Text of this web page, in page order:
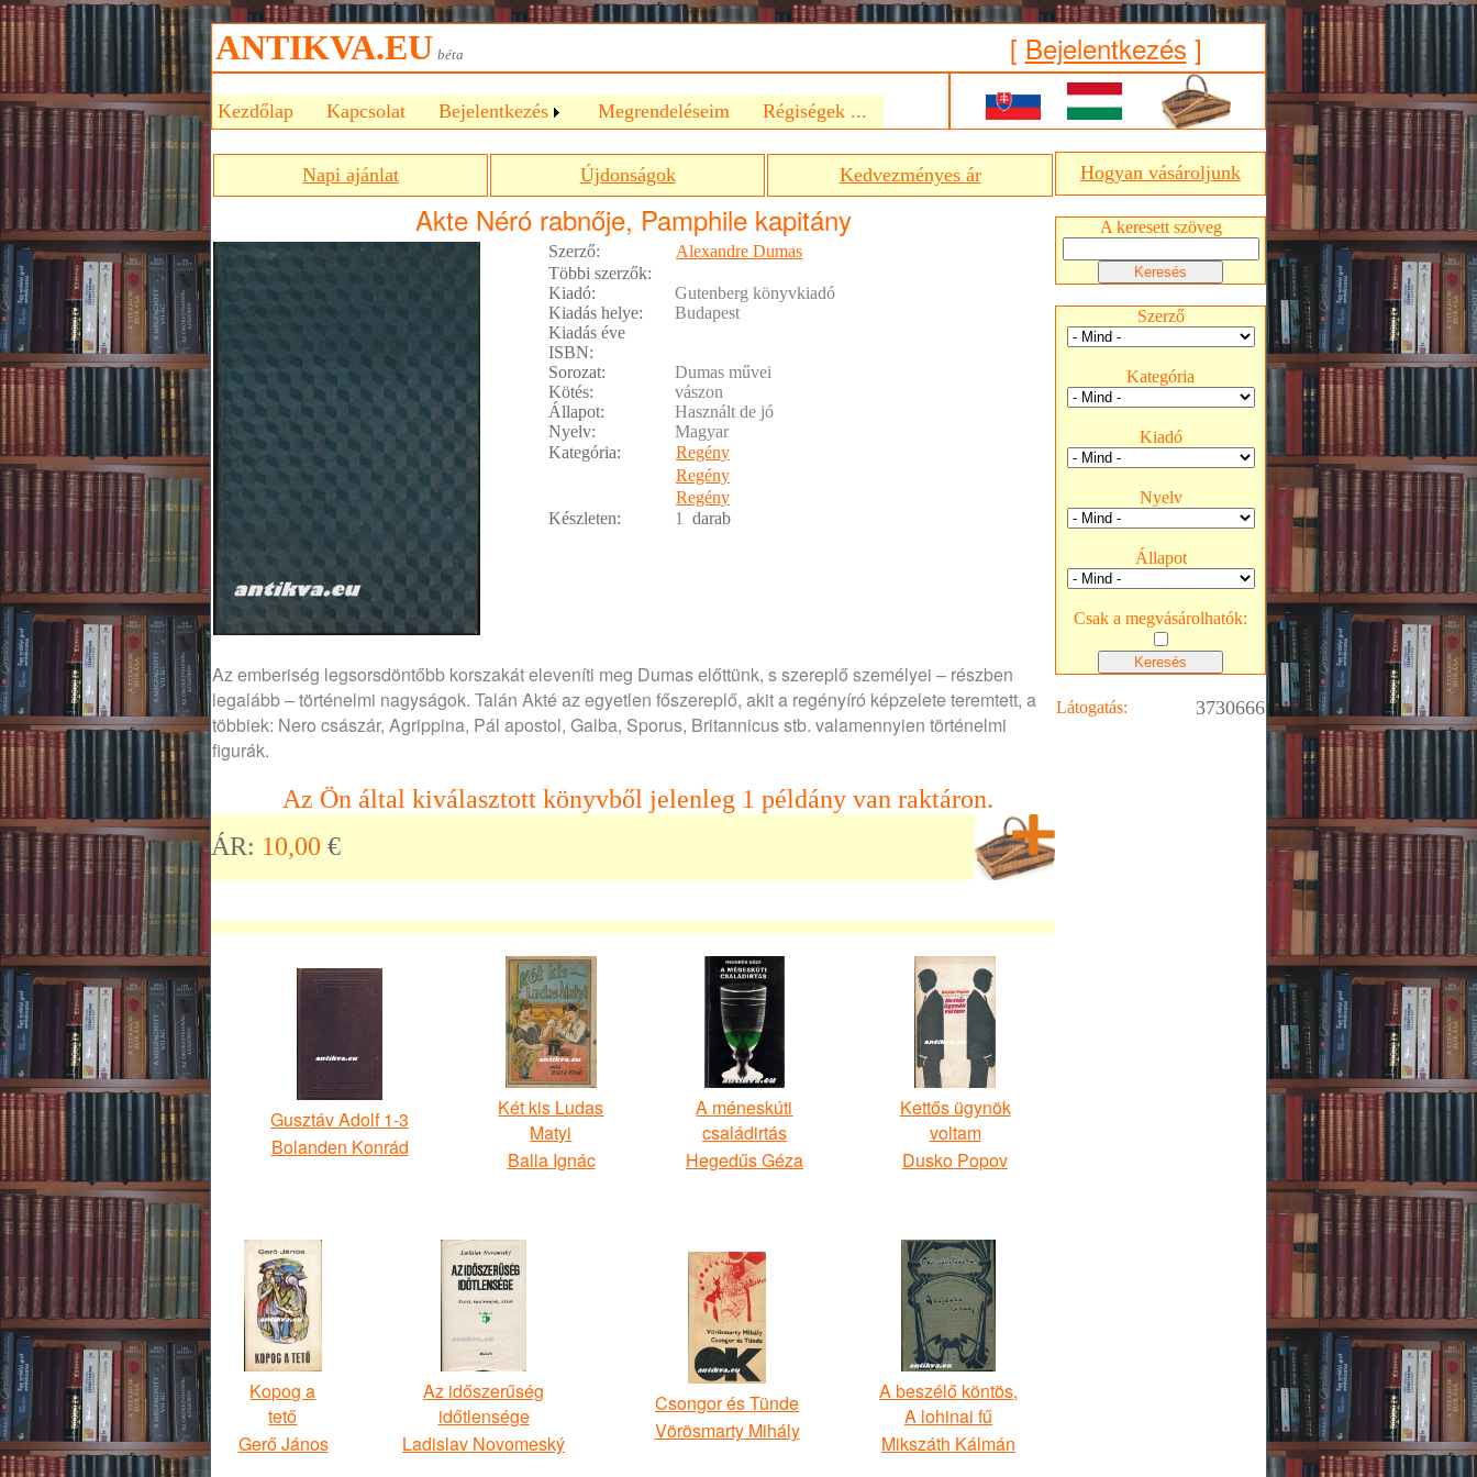
ANTIKVA.EU béta [ Bejelentkezés ]
Kezdőlap Kapcsolat Bejelentkezés Megrendeléseim Régiségek ...
Napi ajánlat Újdonságok Kedvezményes ár
Akte Néró rabnője, Pamphile kapitány
Szerző:
Alexandre Dumas
Többi szerzők:
Kiadó:
Gutenberg könyvkiadó
Kiadás helye:
Budapest
Kiadás éve
ISBN:
Sorozat:
Dumas művei
Kötés:
vászon
Állapot:
Használt de jó
Nyelv:
Magyar
Kategória:
Regény
Regény
Regény
Készleten:
1 darab
Az emberiség legsorsdöntőbb korszakát eleveníti meg Dumas előttünk, s szereplő személyei – részben
legalább – történelmi nagyságok. Talán Akté az egyetlen főszereplő, akit a regényíró képzelete teremtett, a
többiek: Nero császár, Agrippina, Pál apostol, Galba, Sporus, Britannicus stb. valamennyien történelmi
figurák.
Az Ön által kiválasztott könyvből jelenleg 1 példány van raktáron.
ÁR: 10,00 €
Gusztáv Adolf 1-3
Bolanden Konrád
Két kis Ludas
Matyi
Balla Ignác
A méneskúti
családirtás
Hegedűs Géza
Kettős ügynök
voltam
Dusko Popov
Kopog a
tető
Gerő János
Az időszerűség
időtlensége
Ladislav Novomeský
Csongor és Tünde
Vörösmarty Mihály
A beszélő köntös,
A lohinai fű
Mikszáth Kálmán
Hogyan vásároljunk
A keresett szöveg
Szerző
Kategória
Kiadó
Nyelv
Állapot
Csak a megvásárolhatók:
Látogatás: 3730666